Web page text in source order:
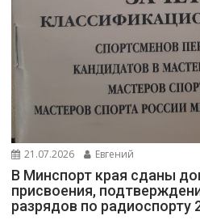
21.07.2026 Евгений
В Минспорт края сданы
присвоения,
разрядов по радиоспорту